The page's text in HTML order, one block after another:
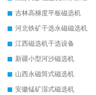
吉林高梯度平板磁选机
河北铁矿干选永磁磁选机
江西磁选机干选设备
新疆小型河沙磁选机
山西永磁筒式磁选机
安徽锰矿湿式磁选机